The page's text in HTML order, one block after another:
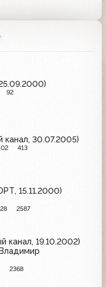
92
канал, 30.07.2005)
413
15.11.2000)
2587
канал, 19.10.2002)
2368